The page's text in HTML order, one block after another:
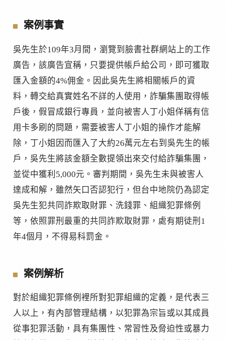
案例事實
吳先生於109年3月間，瀏覽到臉書社群網站上的工作
廣告，該廣告宣稱，只要提供帳戶給公司，即可獲取
匯入金額的4%佣金。因此吳先生將相關帳戶的資
料，轉交給真實姓名不詳的人使用，詐騙集團取得帳
戶後，假冒成銀行專員，並向被害人丁小姐佯稱有信
用卡多刷的問題，需要被害人丁小姐的操作才能解
除，丁小姐因而匯入了大約26萬元左右到吳先生的帳
戶，吳先生將該金額全數提領出來交付給詐騙集團，
並從中獲利5,000元。審判期間，吳先生未與被害人
達成和解，雖然矢口否認犯行，但台中地院仍為認定
吳先生犯共同詐欺取財罪、洗錢罪、組織犯罪條例
等，依照罪刑最重的共同詐欺取財罪，處有期徒刑1
年4個月，不得易科罰金。
案例解析
對於組織犯罪條例裡所對犯罪組織的定義，是代表三
人以上，有內部管理結構，以犯罪為宗旨或以其成員
從事犯罪活動，具有集團性、常習性及脅迫性或暴力